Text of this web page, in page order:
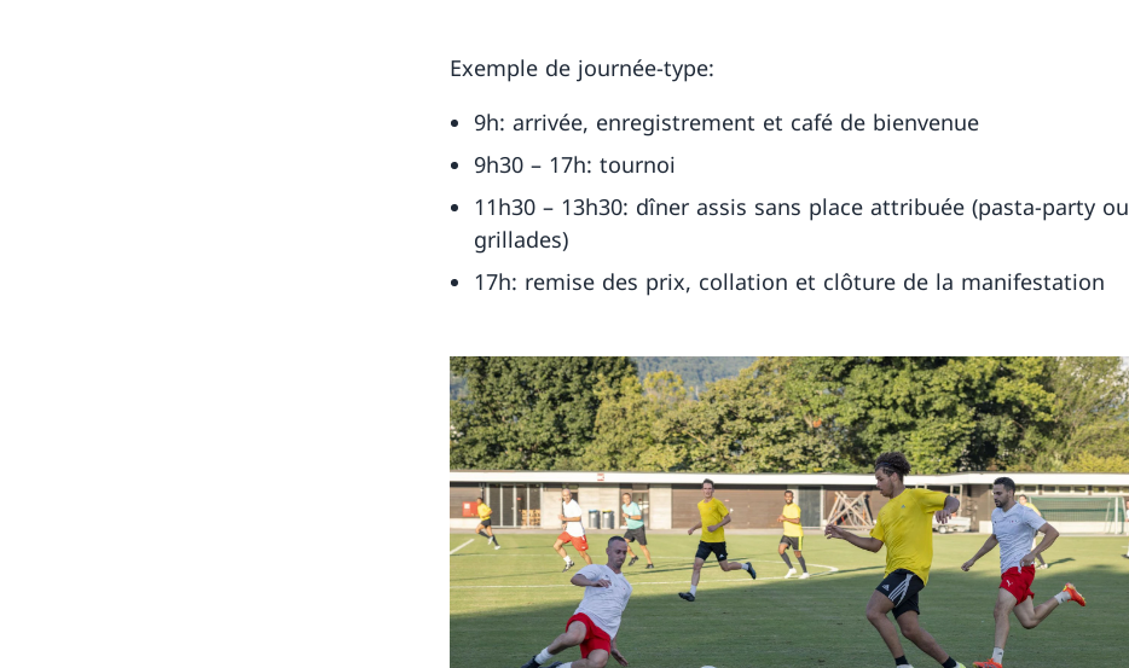
Exemple de journée-type:
9h: arrivée, enregistrement et café de bienvenue
9h30 – 17h: tournoi
11h30 – 13h30: dîner assis sans place attribuée (pasta-party ou
grillades)
17h: remise des prix, collation et clôture de la manifestation